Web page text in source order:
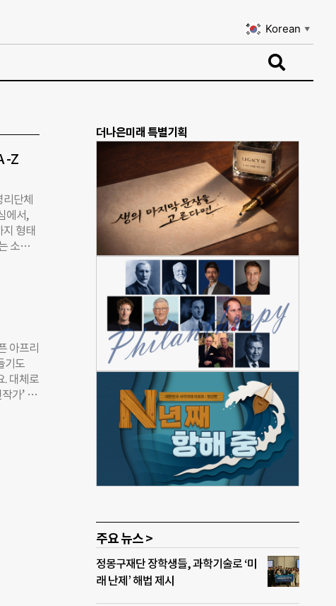
Korean ▼
-Z
단체
에서,
형태
소규
많이
개인
력이
때 내 실
간 모
모금이
대부
아프리
기도
. 대체로
가’ 이
더나은미래 특별기획
주요 뉴스 >
정몽구재단 장학생들, 과학기술로 ‘미
래 난제’ 해법 제시